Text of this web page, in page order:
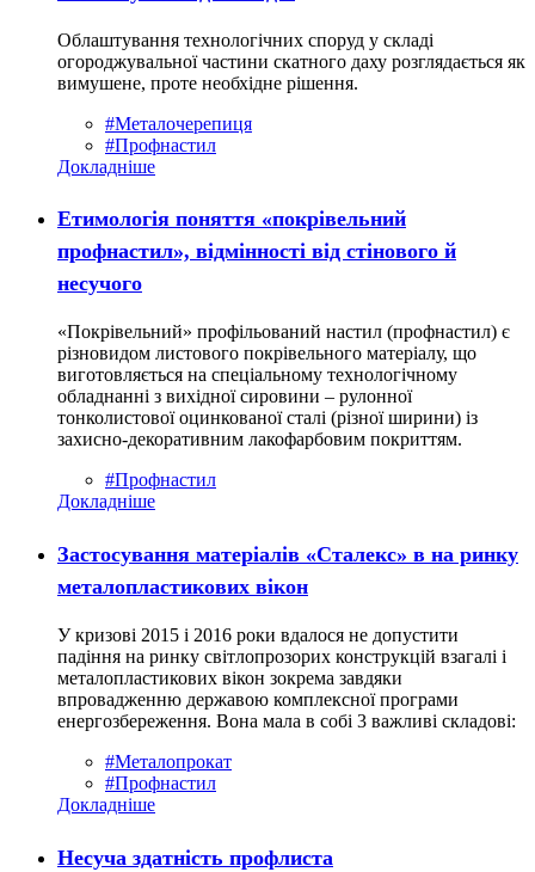
Облаштування технологічних споруд у складі
огороджувальної частини скатного даху розглядається як
вимушене, проте необхідне рішення.
#Металочерепиця
#Профнастил
Докладніше
Етимологія поняття «покрівельний
профнастил», відмінності від стінового й
несучого
«Покрівельний» профільований настил (профнастил) є
різновидом листового покрівельного матеріалу, що
виготовляється на спеціальному технологічному
обладнанні з вихідної сировини – рулонної
тонколистової оцинкованої сталі (різної ширини) із
захисно-декоративним лакофарбовим покриттям.
#Профнастил
Докладніше
Застосування матеріалів «Сталекс» в на ринку
металопластикових вікон
У кризові 2015 і 2016 роки вдалося не допустити
падіння на ринку світлопрозорих конструкцій взагалі і
металопластикових вікон зокрема завдяки
впровадженню державою комплексної програми
енергозбереження. Вона мала в собі 3 важливі складові:
#Металопрокат
#Профнастил
Докладніше
Несуча здатність профлиста